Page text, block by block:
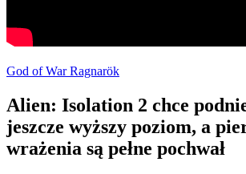
God of War Ragnarök
Alien: Isolation 2 chce
jeszcze wyższy poziom, a
wrażenia są pełne pochwał